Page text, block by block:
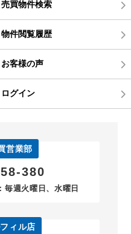
売買物件検索
物件閲覧履歴
お客様の声
ログイン
営業部
380
週火曜日、水曜日
ィル店